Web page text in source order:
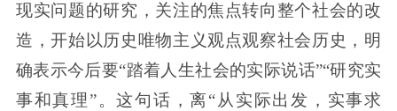
现实问题的研究，关注的焦点转向整个社会的改
造，开始以历史唯物主义观点观察社会历史，明
确表示今后要“踏着人生社会的实际说话”“研究实
事和真理”。这句话，离“从实际出发，实事求